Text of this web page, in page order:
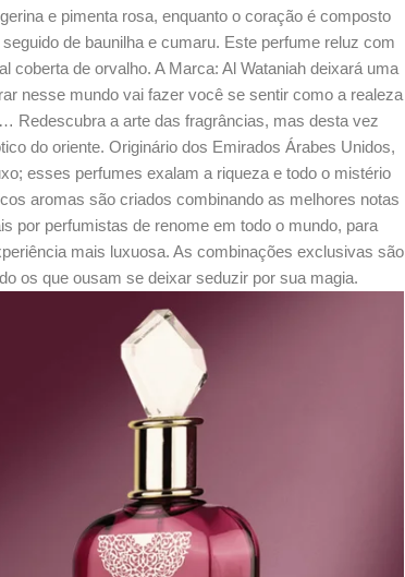
e pimenta rosa, enquanto o coração é composto
de baunilha e cumaru. Este perfume reluz com
coberta de orvalho. A Marca: Al Wataniah deixará uma
nesse mundo vai fazer você se sentir como a realeza
Redescubra a arte das fragrâncias, mas desta vez
do oriente. Originário dos Emirados Árabes Unidos,
esses perfumes exalam a riqueza e todo o mistério
aromas são criados combinando as melhores notas
por perfumistas de renome em todo o mundo, para
mais luxuosa. As combinações exclusivas são
os que ousam se deixar seduzir por sua magia.